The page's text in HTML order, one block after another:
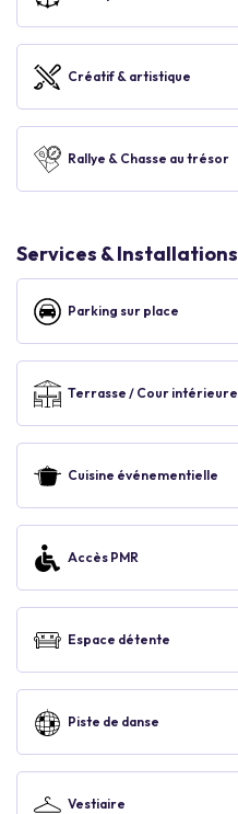
Créatif & artistique
Rallye & Chasse au trésor
Services & Installations
Parking sur place
Terrasse / Cour intérieure
Cuisine événementielle
Accès PMR
Espace détente
Piste de danse
Vestiaire